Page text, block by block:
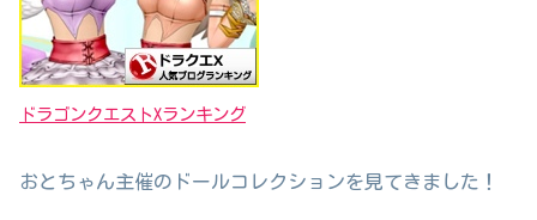
ドラゴンクエストXランキング
おとちゃん主催のドールコレクションを見てきました！